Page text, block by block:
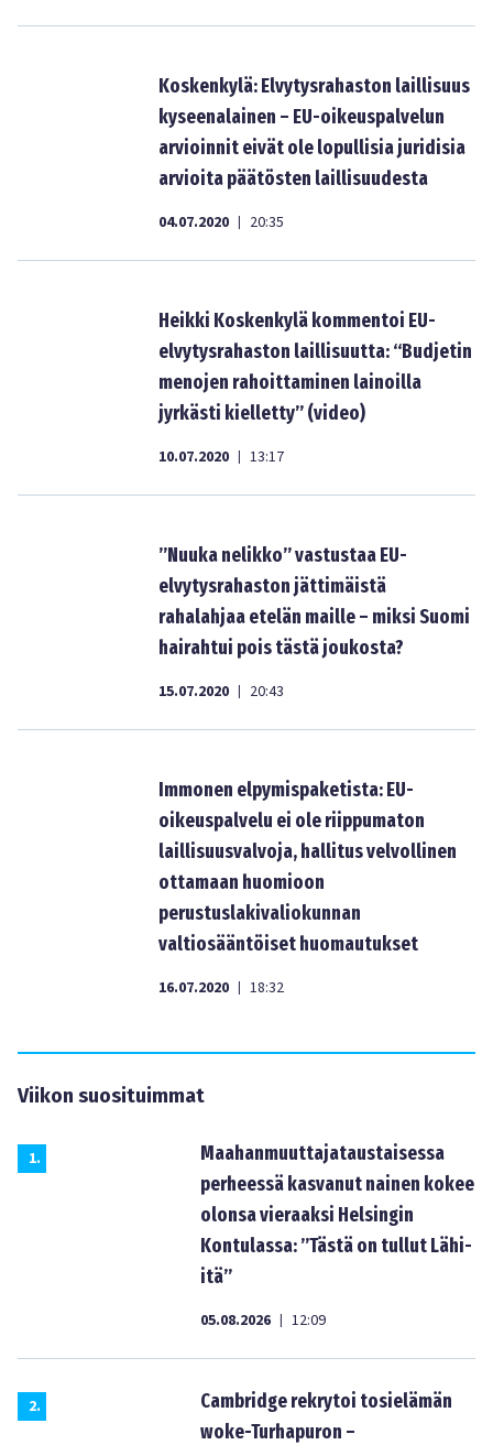
Koskenkylä: Elvytysrahaston laillisuus
kyseenalainen – EU-oikeuspalvelun
arvioinnit eivät ole lopullisia juridisia
arvioita päätösten laillisuudesta
04.07.2020 | 20:35
Heikki Koskenkylä kommentoi EU-
elvytysrahaston laillisuutta: “Budjetin
menojen rahoittaminen lainoilla
jyrkästi kielletty” (video)
10.07.2020 | 13:17
”Nuuka nelikko” vastustaa EU-
elvytysrahaston jättimäistä
rahalahjaa etelän maille – miksi Suomi
hairahtui pois tästä joukosta?
15.07.2020 | 20:43
Immonen elpymispaketista: EU-
oikeuspalvelu ei ole riippumaton
laillisuusvalvoja, hallitus velvollinen
ottamaan huomioon
perustuslakivaliokunnan
valtiosääntöiset huomautukset
16.07.2020 | 18:32
Viikon suosituimmat
1.
Maahanmuuttajataustaisessa
perheessä kasvanut nainen kokee
olonsa vieraaksi Helsingin
Kontulassa: ”Tästä on tullut Lähi-
itä”
05.08.2026 | 12:09
2.
Cambridge rekrytoi tosielämän
woke-Turhapuron –